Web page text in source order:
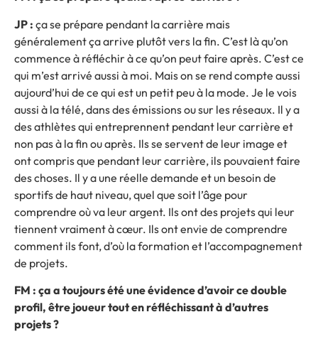
JP : ça se prépare pendant la carrière mais
généralement ça arrive plutôt vers la fin. C’est là qu’on
commence à réfléchir à ce qu’on peut faire après. C’est ce
qui m’est arrivé aussi à moi. Mais on se rend compte aussi
aujourd’hui de ce qui est un petit peu à la mode. Je le vois
aussi à la télé, dans des émissions ou sur les réseaux. Il y a
des athlètes qui entreprennent pendant leur carrière et
non pas à la fin ou après. Ils se servent de leur image et
ont compris que pendant leur carrière, ils pouvaient faire
des choses. Il y a une réelle demande et un besoin de
sportifs de haut niveau, quel que soit l’âge pour
comprendre où va leur argent. Ils ont des projets qui leur
tiennent vraiment à cœur. Ils ont envie de comprendre
comment ils font, d’où la formation et l’accompagnement
de projets.
FM : ça a toujours été une évidence d’avoir ce double
profil, être joueur tout en réfléchissant à d’autres
projets ?